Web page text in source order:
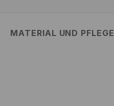
MATERIAL UND PFLEGE